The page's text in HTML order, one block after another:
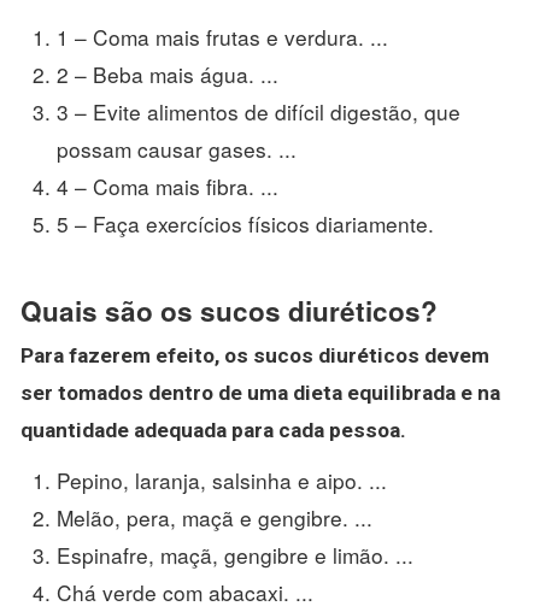
1 – Coma mais frutas e verdura. ...
2 – Beba mais água. ...
3 – Evite alimentos de difícil digestão, que
possam causar gases. ...
4 – Coma mais fibra. ...
5 – Faça exercícios físicos diariamente.
Quais são os sucos diuréticos?
Para fazerem efeito, os sucos diuréticos devem
ser tomados dentro de uma dieta equilibrada e na
quantidade adequada para cada pessoa.
Pepino, laranja, salsinha e aipo. ...
Melão, pera, maçã e gengibre. ...
Espinafre, maçã, gengibre e limão. ...
Chá verde com abacaxi. ...